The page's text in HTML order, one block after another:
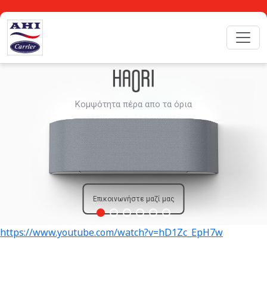
Επικοινωνήστε μαζί μας
https://www.youtube.com/watch?v=hD1Zc_EpH7w